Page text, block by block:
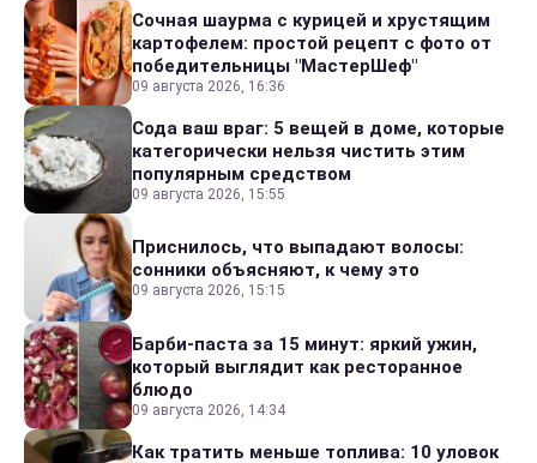
Сочная шаурма с курицей и хрустящим
картофелем: простой рецепт с фото от
победительницы "МастерШеф"
09 августа 2026, 16:36
Сода ваш враг: 5 вещей в доме, которые
категорически нельзя чистить этим
популярным средством
09 августа 2026, 15:55
Приснилось, что выпадают волосы:
сонники объясняют, к чему это
09 августа 2026, 15:15
Барби-паста за 15 минут: яркий ужин,
который выглядит как ресторанное
блюдо
09 августа 2026, 14:34
Как тратить меньше топлива: 10 уловок